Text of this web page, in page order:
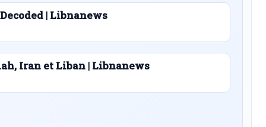
| Libnanews
Iran et Liban | Libnanews